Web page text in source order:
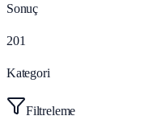
Sonuç
201
Kategori
Filtreleme